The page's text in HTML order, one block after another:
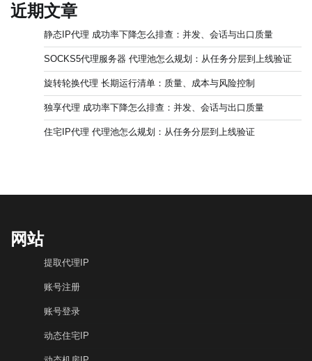
近期文章
静态IP代理 成功率下降怎么排查：并发、会话与出口质量
SOCKS5代理服务器 代理池怎么规划：从任务分层到上线验证
旋转轮换代理 长期运行清单：质量、成本与风险控制
独享代理 成功率下降怎么排查：并发、会话与出口质量
住宅IP代理 代理池怎么规划：从任务分层到上线验证
网站
提取代理IP
账号注册
账号登录
动态住宅IP